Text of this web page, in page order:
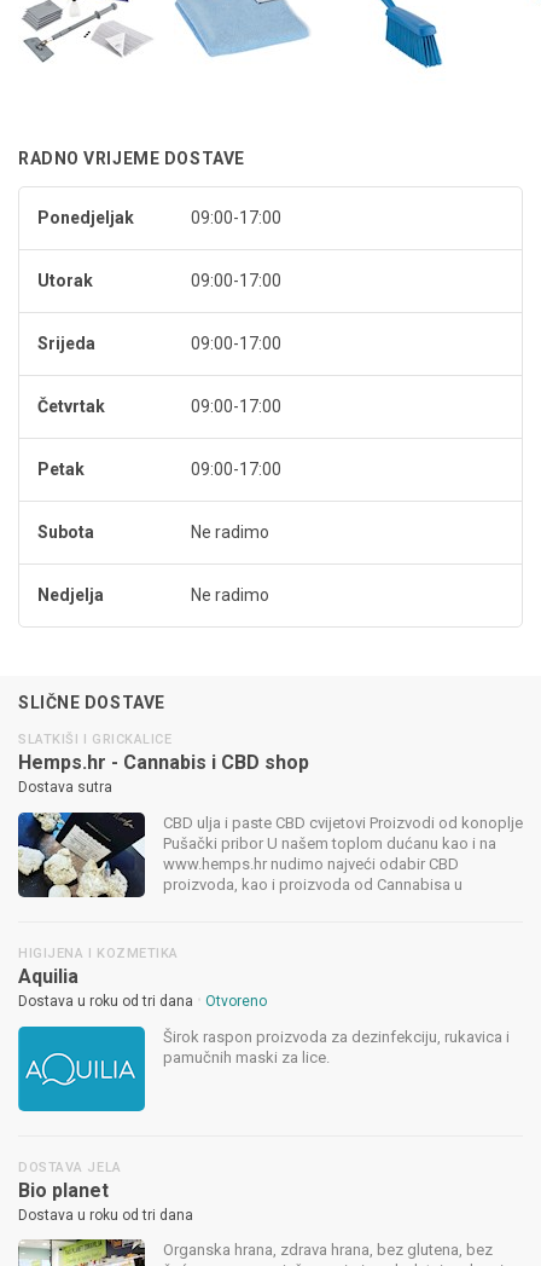
RADNO VRIJEME DOSTAVE
Ponedjeljak 09:00-17:00
Utorak 09:00-17:00
Srijeda 09:00-17:00
Četvrtak 09:00-17:00
Petak 09:00-17:00
Subota Ne radimo
Nedjelja Ne radimo
SLIČNE DOSTAVE
SLATKIŠI I GRICKALICE
Hemps.hr - Cannabis i CBD shop
Dostava sutra
CBD ulja i paste CBD cvijetovi Proizvodi od konoplje
Pušački pribor U našem toplom dućanu kao i na
www.hemps.hr nudimo najveći odabir CBD
proizvoda, kao i proizvoda od Cannabisa u
HIGIJENA I KOZMETIKA
Aquilia
Dostava u roku od tri dana Otvoreno
Širok raspon proizvoda za dezinfekciju, rukavica i
pamučnih maski za lice.
DOSTAVA JELA
Bio planet
Dostava u roku od tri dana
Organska hrana, zdrava hrana, bez glutena, bez